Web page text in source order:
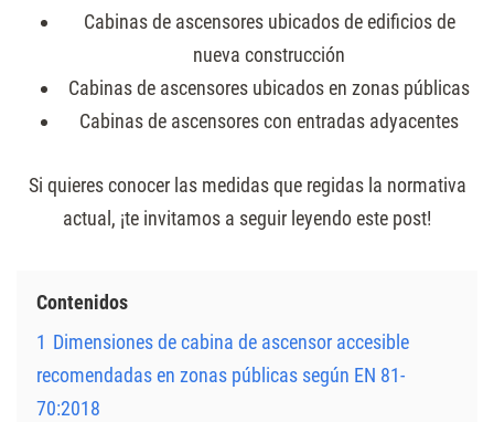
Cabinas de ascensores ubicados de edificios de
nueva construcción
Cabinas de ascensores ubicados en zonas públicas
Cabinas de ascensores con entradas adyacentes
Si quieres conocer las medidas que regidas la normativa
actual, ¡te invitamos a seguir leyendo este post!
Contenidos
1 Dimensiones de cabina de ascensor accesible
recomendadas en zonas públicas según EN 81-
70:2018